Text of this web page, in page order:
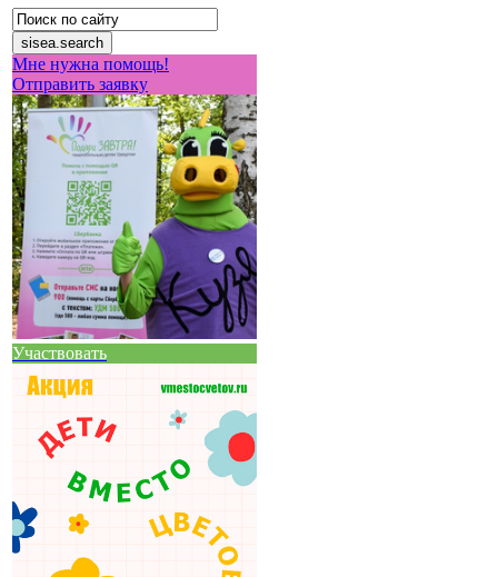
Мне нужна помощь!
Отправить заявку
Участвовать